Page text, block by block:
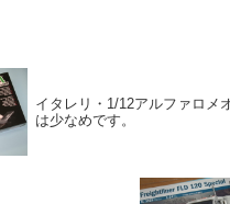
イタレリ・1/12アルファロメ
は少なめです。